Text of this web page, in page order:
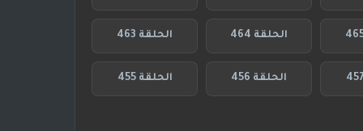
الحلقة 464 الحلقة 463
الحلقة 456 الحلقة 455